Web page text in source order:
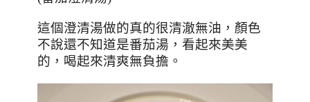
這個澄清湯做的真的很清澈無油，顏色
不說還不知道是番茄湯，看起來美美
的，喝起來清爽無負擔。